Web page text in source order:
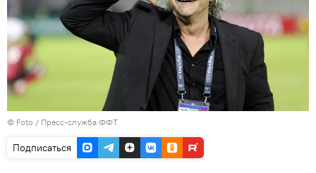
© Foto / Пресс-служба ФФТ
Подписаться